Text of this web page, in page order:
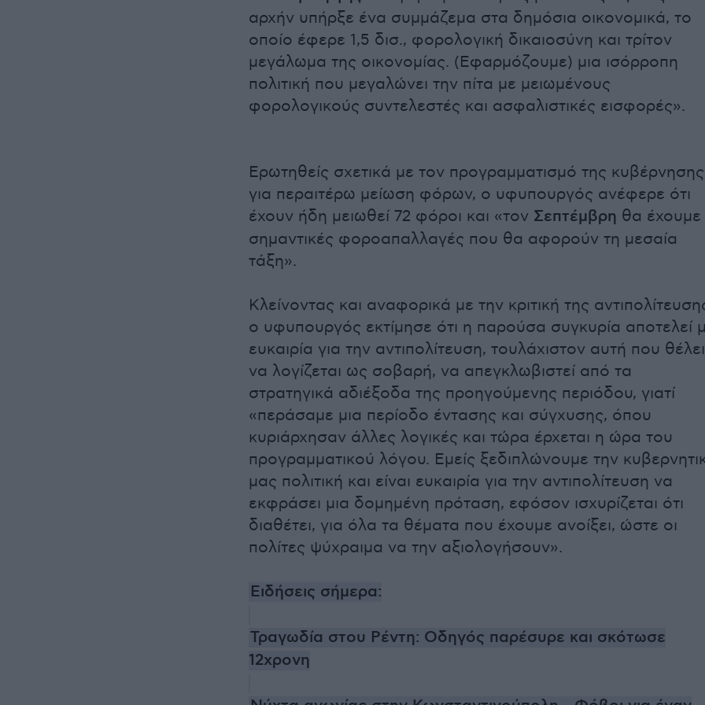
αρχήν υπήρξε ένα συμμάζεμα στα δημόσια οικονομικά, το
οποίο έφερε 1,5 δισ., φορολογική δικαιοσύνη και τρίτον
μεγάλωμα της οικονομίας. (Εφαρμόζουμε) μια ισόρροπη
πολιτική που μεγαλώνει την πίτα με μειωμένους
φορολογικούς συντελεστές και ασφαλιστικές εισφορές».
Ερωτηθείς σχετικά με τον προγραμματισμό της κυβέρνησης
για περαιτέρω μείωση φόρων, ο υφυπουργός ανέφερε ότι
έχουν ήδη μειωθεί 72 φόροι και «τον Σεπτέμβρη θα έχουμε
σημαντικές φοροαπαλλαγές που θα αφορούν τη μεσαία
τάξη».
Κλείνοντας και αναφορικά με την κριτική της
ο υφυπουργός εκτίμησε ότι η παρούσα συγκυρία αποτελεί
ευκαιρία για την αντιπολίτευση, τουλάχιστον αυτή που θέλει
να λογίζεται ως σοβαρή, να απεγκλωβιστεί από τα
στρατηγικά αδιέξοδα της προηγούμενης περιόδου, γιατί
«περάσαμε μια περίοδο έντασης και σύγχυσης, όπου
κυριάρχησαν άλλες λογικές και τώρα έρχεται η ώρα του
προγραμματικού λόγου. Εμείς ξεδιπλώνουμε την
μας πολιτική και είναι ευκαιρία για την αντιπολίτευση να
εκφράσει μια δομημένη πρόταση, εφόσον ισχυρίζεται ότι
διαθέτει, για όλα τα θέματα που έχουμε ανοίξει, ώστε οι
πολίτες ψύχραιμα να την αξιολογήσουν».
Ειδήσεις σήμερα:
Τραγωδία στου Ρέντη: Οδηγός παρέσυρε και σκότωσε
12χρονη